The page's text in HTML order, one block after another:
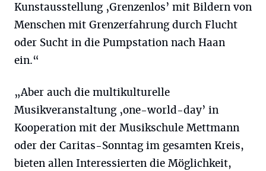
Kunstausstellung ‚Grenzenlos’ mit Bildern von
Menschen mit Grenzerfahrung durch Flucht
oder Sucht in die Pumpstation nach Haan
ein.“
„Aber auch die multikulturelle
Musikveranstaltung ‚one-world-day’ in
Kooperation mit der Musikschule Mettmann
oder der Caritas-Sonntag im gesamten Kreis,
bieten allen Interessierten die Möglichkeit,